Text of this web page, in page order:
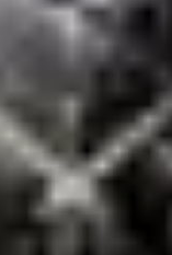
Sécurité des Événements